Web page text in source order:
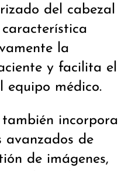
del cabezal
la
y facilita el
equipo médico.
incorpora
avanzados de
de imágenes,